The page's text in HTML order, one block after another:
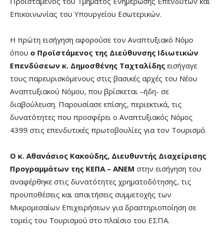
Επικοινωνίας του Υπουργείου Εσωτερικών.
Η πρώτη εισήγηση αφορούσε τον Αναπτυξιακό Νόμο
όπου ο Προϊστάμενος της Διεύθυνσης Ιδιωτικών
Επενδύσεων κ. Δημοσθένης Ταχταλίδης εισήγαγε
τους παρευρισκόμενους στις βασικές αρχές του Νέου
Αναπτυξιακού Νόμου, που βρίσκεται –ήδη- σε
διαβούλευση. Παρουσίασε επίσης, περιεκτικά, τις
δυνατότητες που προσφέρει ο Αναπτυξιακός Νόμος
4399 στις επενδυτικές πρωτοβουλίες για τον Τουρισμό.
Ο κ. Αθανάσιος Κακούδης, Διευθυντής Διαχείρισης
Προγραμμάτων της ΚΕΠΑ – ΑΝΕΜ στην εισήγηση του
αναφέρθηκε στις δυνατότητες χρηματοδότησης, τις
προϋποθέσεις και απαιτήσεις συμμετοχής των
Μικρομεσαίων Επιχειρήσεων για δραστηριοποίηση σε
τομείς του Τουρισμού στο πλαίσιο του ΕΣΠΑ.